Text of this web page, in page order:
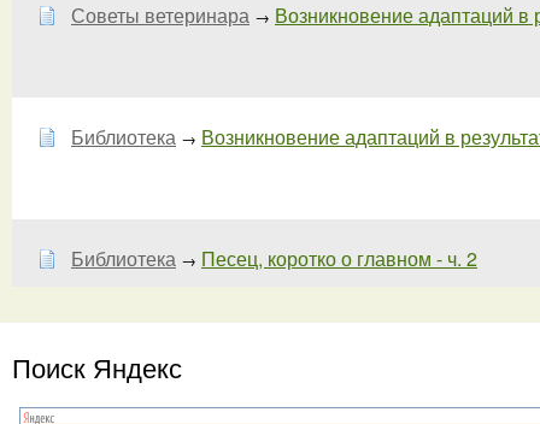
Советы ветеринара → Возникновение адаптаций в
Библиотека → Возникновение адаптаций в
Библиотека → Песец, коротко о главном - ч. 2
Поиск Яндекс